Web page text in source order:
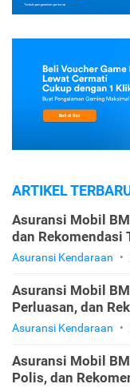
ARTIKEL
Asuransi Mobil
dan Rekomendasi
Asuransi Kendaraan •
Asuransi Mobil
Perluasan, dan
Asuransi Kendaraan •
Asuransi Mobil
Polis, dan